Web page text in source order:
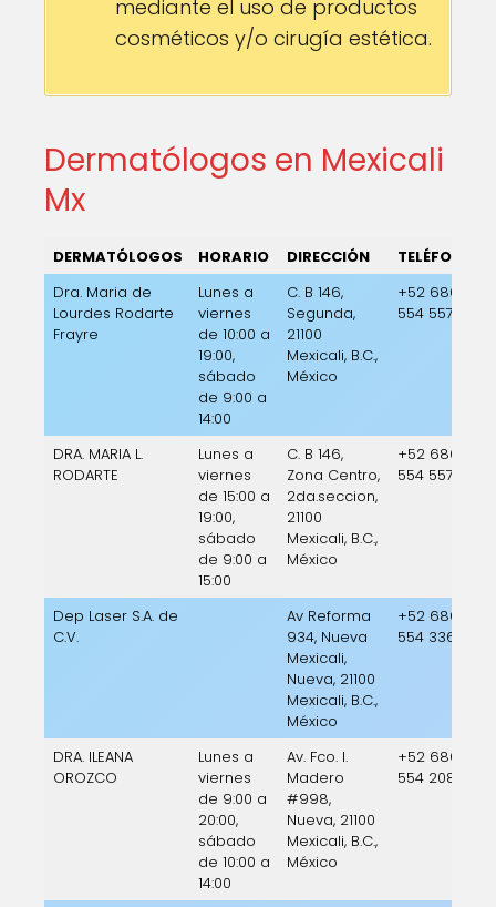
mediante el uso de productos
cosméticos y/o cirugía estética.
Dermatólogos en Mexicali
Mx
DERMATÓLOGOS HORARIO DIRECCIÓN
TELÉFONO
Dra. Maria de
Lourdes Rodarte
Frayre
Lunes a
viernes
de 10:00 a
19:00,
sábado
de 9:00 a
14:00
C. B 146,
Segunda,
21100
Mexicali, B.C.,
México
+52 686
554 5574
DRA. MARIA L.
RODARTE
Lunes a
viernes
de 15:00 a
19:00,
sábado
de 9:00 a
15:00
C. B 146,
Zona Centro,
2da.seccion,
21100
Mexicali, B.C.,
México
+52 686
554 5574
Dep Laser S.A. de
C.V.
Av Reforma
934, Nueva
Mexicali,
Nueva, 21100
Mexicali, B.C.,
México
+52 686
554 3369
DRA. ILEANA
OROZCO
Lunes a
viernes
de 9:00 a
20:00,
sábado
de 10:00 a
14:00
Av. Fco. I.
Madero
#998,
Nueva, 21100
Mexicali, B.C.,
México
+52 686
554 2081